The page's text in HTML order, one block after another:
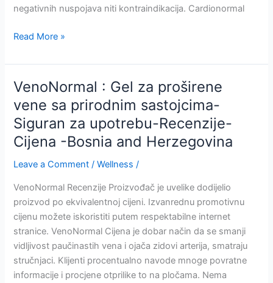
negativnih nuspojava niti kontraindikacija. Cardionormal
Cardionormal
Sigurna
i
efikasna
–
Gdje
kupiti
Recenzije-
Cijena-
Kapsula
za
hipertenziju-
Bosnia
and
Herzegovina
Read More »
VenoNormal : Gel za proširene
vene sa prirodnim sastojcima-
Siguran za upotrebu-Recenzije-
Cijena -Bosnia and Herzegovina
Leave a Comment /Wellness /
VenoNormal Recenzije Proizvođač je uvelike dodijelio
proizvod po ekvivalentnoj cijeni. Izvanrednu promotivnu
cijenu možete iskoristiti putem respektabilne internet
stranice. VenoNormal Cijena je dobar način da se smanji
vidljivost paučinastih vena i ojača zidovi arterija, smatraju
stručnjaci. Klijenti procentualno navode mnoge povratne
informacije i procjene otprilike to na pločama. Nema